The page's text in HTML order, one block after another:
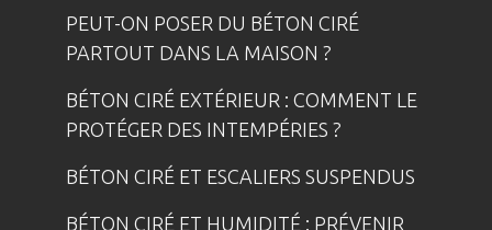
PEUT-ON POSER DU BÉTON CIRÉ
PARTOUT DANS LA MAISON ?
BÉTON CIRÉ EXTÉRIEUR : COMMENT LE
PROTÉGER DES INTEMPÉRIES ?
BÉTON CIRÉ ET ESCALIERS SUSPENDUS
BÉTON CIRÉ ET HUMIDITÉ : PRÉVENIR